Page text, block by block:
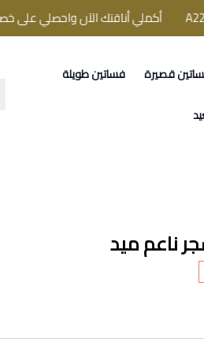
أكملي أناقتك الآن واحصلي على خصم 10% باستخدام كود: A22
قصيرة
فساتين طويلة
ناعم ميد